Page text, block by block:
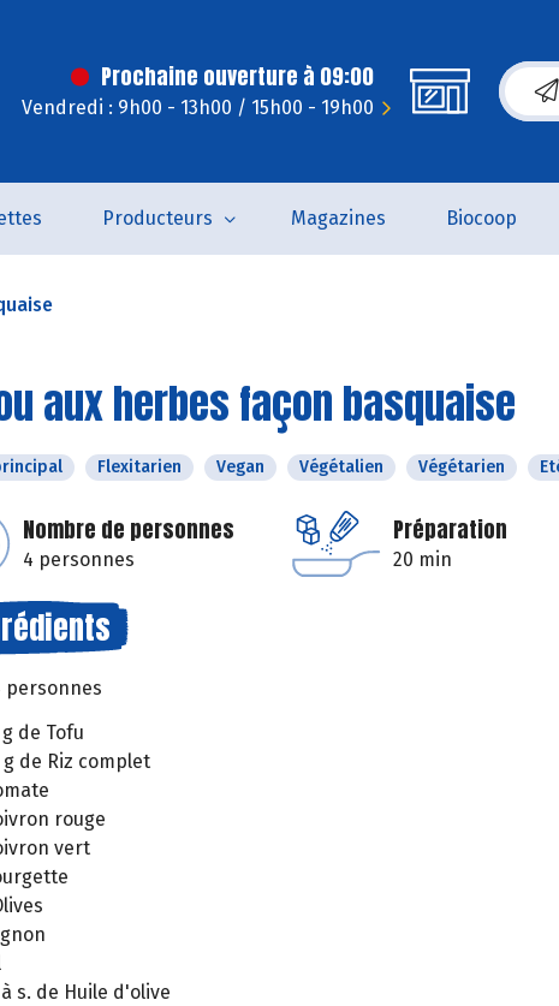
Prochaine ouverture à 09:00
Vendredi : 9h00 - 13h00 / 15h00 - 19h00
Producteurs Magazines Biocoop
aux herbes façon basquaise
Flexitarien Vegan Végétalien Végétarien
Nombre de personnes
4 personnes
Préparation
20 min
personnes
de Tofu
g de Riz complet
rouge
vert
s. de Huile d'olive